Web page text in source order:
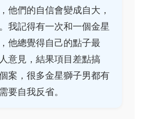
他們的自信會變成自大，
我記得有一次和一個金星
他總覺得自己的點子最
意見，結果項目差點搞
案，很多金星獅子男都有
要自我反省。